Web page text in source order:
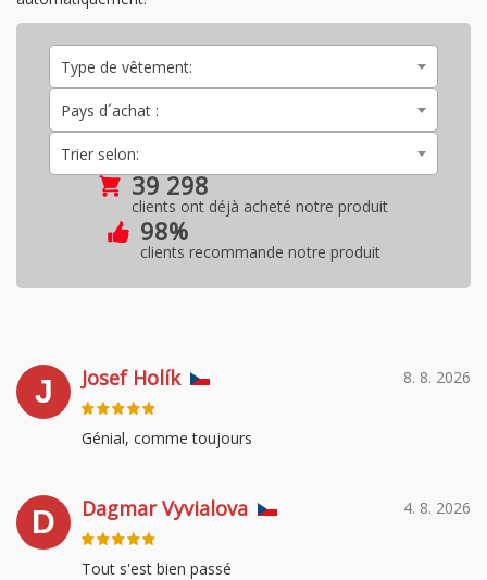
Type de vêtement:
Pays d´achat :
Trier selon:
39 298
clients ont déjà acheté notre produit
98%
clients recommande notre produit
J 8. 8. 2026
Josef Holík
Génial, comme toujours
D 4. 8. 2026
Dagmar Vyvialova
Tout s'est bien passé